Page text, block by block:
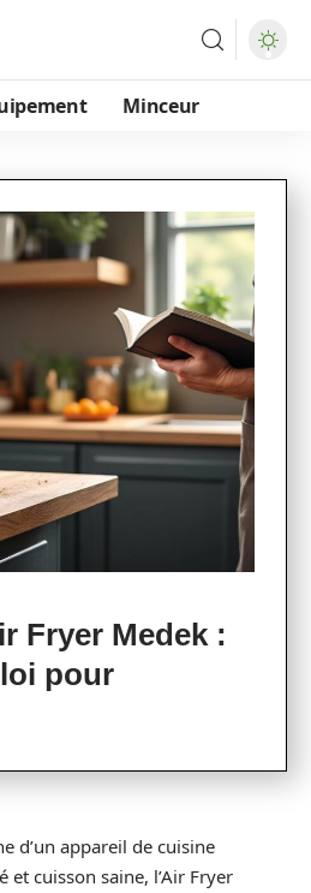
Minceur
Fryer Medek :
pour
d’un appareil de cuisine
cuisson saine, l’Air Fryer